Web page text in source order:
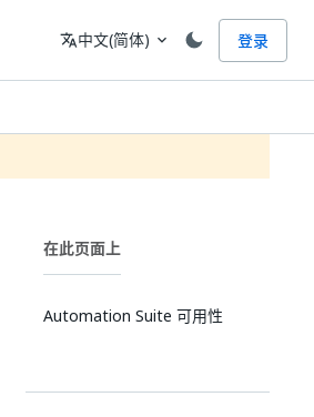
语言
translate中文(简体) expand_more 登录
在此页面上
Automation Suite 可用性